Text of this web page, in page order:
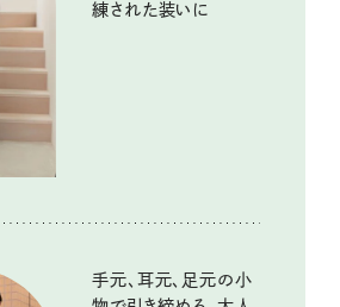
練された装いに
手元、耳元、足元の小